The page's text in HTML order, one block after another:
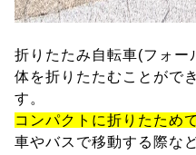
折りたたみ自転車(フォー
体を折りたたむことがで
す。
コンパクトに折りたため
車やバスで移動する際な